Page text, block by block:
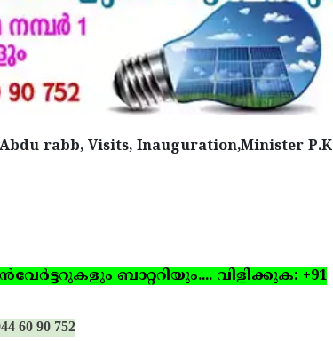
rabb, Visits, Inauguration,Minister P.K
ബാറ്ററിയും.... വിളിക്കുക: +91
60 90 752